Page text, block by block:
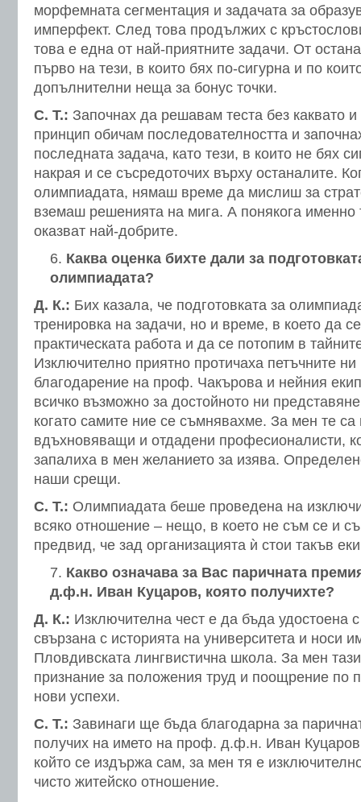
морфемната сегментация и задачата за
имперфект. След това продължих с
това е една от най-приятните задачи. От
първо на тези, в които бях по-сигурна и по
допълнителни неща за бонус точки.
С. Т.: Започнах да решавам теста без каквато
принцип обичам последователността и
последната задача, като тези, в които не бях
накрая и се съсредоточих върху останалите.
олимпиадата, нямаш време да мислиш за
вземаш решенията на мига. А понякога именно
оказват най-добрите.
Каква оценка бихте дали за
олимпиадата?
Д. К.: Бих казала, че подготовката за
тренировка на задачи, но и време, в което да
практическата работа и да се потопим в
Изключително приятно протичаха петъчните ни
благодарение на проф. Чакърова и нейния
всичко възможно за достойното ни
когато самите ние се съмнявахме. За мен те са
вдъхновяващи и отдадени професионалисти,
запалиха в мен желанието за изява.
наши срещи.
С. Т.: Олимпиадата беше проведена на
всяко отношение – нещо, в което не съм се и
предвид, че зад организацията ѝ стои такъв
Какво означава за Вас паричната
д.ф.н. Иван Куцаров, която получихте?
Д. К.: Изключителна чест е да бъда удостоена
свързана с историята на университета и носи
Пловдивската лингвистична школа. За мен
признание за положения труд и поощрение по
нови успехи.
С. Т.: Завинаги ще бъда благодарна за
получих на името на проф. д.ф.н. Иван
който се издържа сам, за мен тя е
чисто житейско отношение.